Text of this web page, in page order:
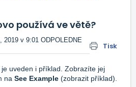
používá ve větě?
Tisk
2019 v 9:01 ODPOLEDNE
uveden i příklad. Zobrazíte jej
na See Example (zobrazit příklad).